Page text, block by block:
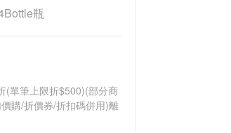
瓶
(單筆上限折$500)(部分商
購/折價券/折扣碼併用)離